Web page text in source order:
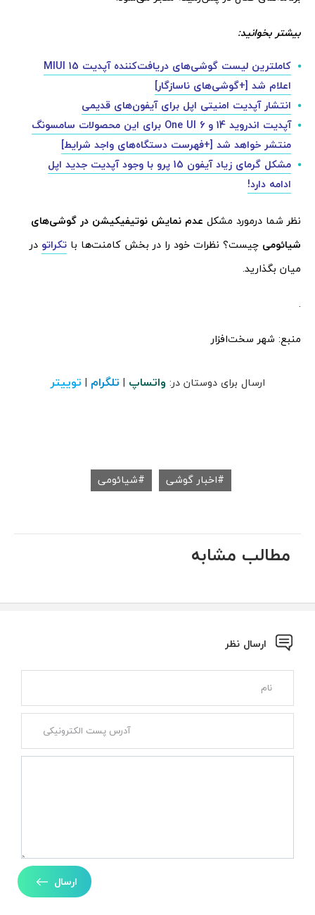
بیشتر بخوانید:
کاملترین لیست گوشی‌های دریافت‌کننده آپدیت MIUI 15
اعلام شد [+گوشی‌های ناسازگار]
انتشار آپدیت امنیتی اپل برای آیفون‌های قدیمی
آپدیت اندروید 14 و One UI 6 برای این محصولات سامسونگ
منتشر خواهد شد [+فهرست دستگاه‌های واجد شرایط]
مشکل گرمای زیاد آیفون 15 پرو با وجود آپدیت جدید اپل
ادامه دارد!
نظر شما درمورد مشکل عدم نمایش نوتیفیکیشن در گوشی‌های
شیائومی چیست؟ نظرات خود را در بخش کامنت‌ها با تکراتو در
میان بگذارید.
.
منبع: شهر سخت‌افزار
ارسال برای دوستان در: واتساپ | تلگرام | توییتر
اخبار گوشی شیائومی
مطالب مشابه
ارسال نظر
ارسال